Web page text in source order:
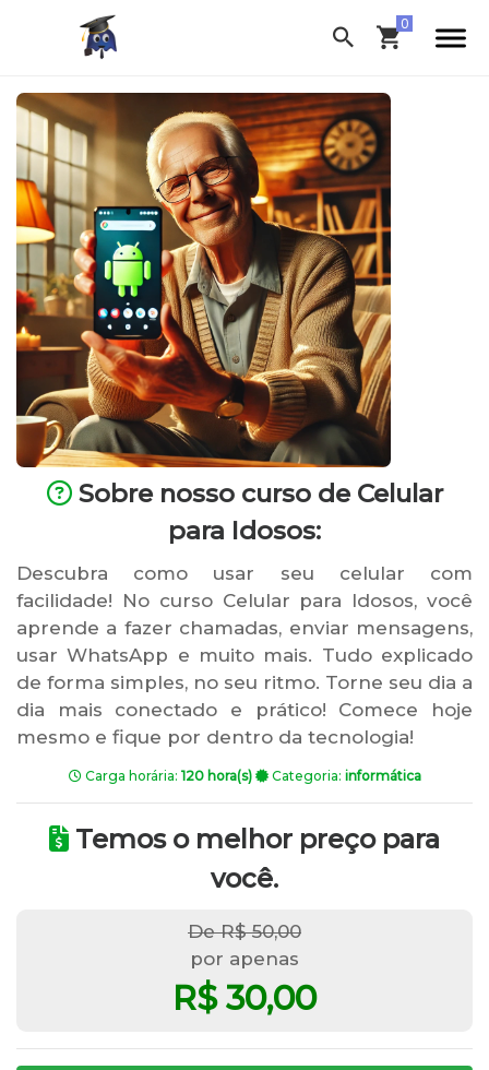
Sobre nosso curso de Celular
para Idosos:
Descubra como usar seu celular com
facilidade! No curso Celular para Idosos, você
aprende a fazer chamadas, enviar mensagens,
usar WhatsApp e muito mais. Tudo explicado
de forma simples, no seu ritmo. Torne seu dia a
dia mais conectado e prático! Comece hoje
mesmo e fique por dentro da tecnologia!
Carga horária: 120 hora(s) Categoria: informática
Temos o melhor preço para
você.
De R$ 50,00
por apenas
R$ 30,00